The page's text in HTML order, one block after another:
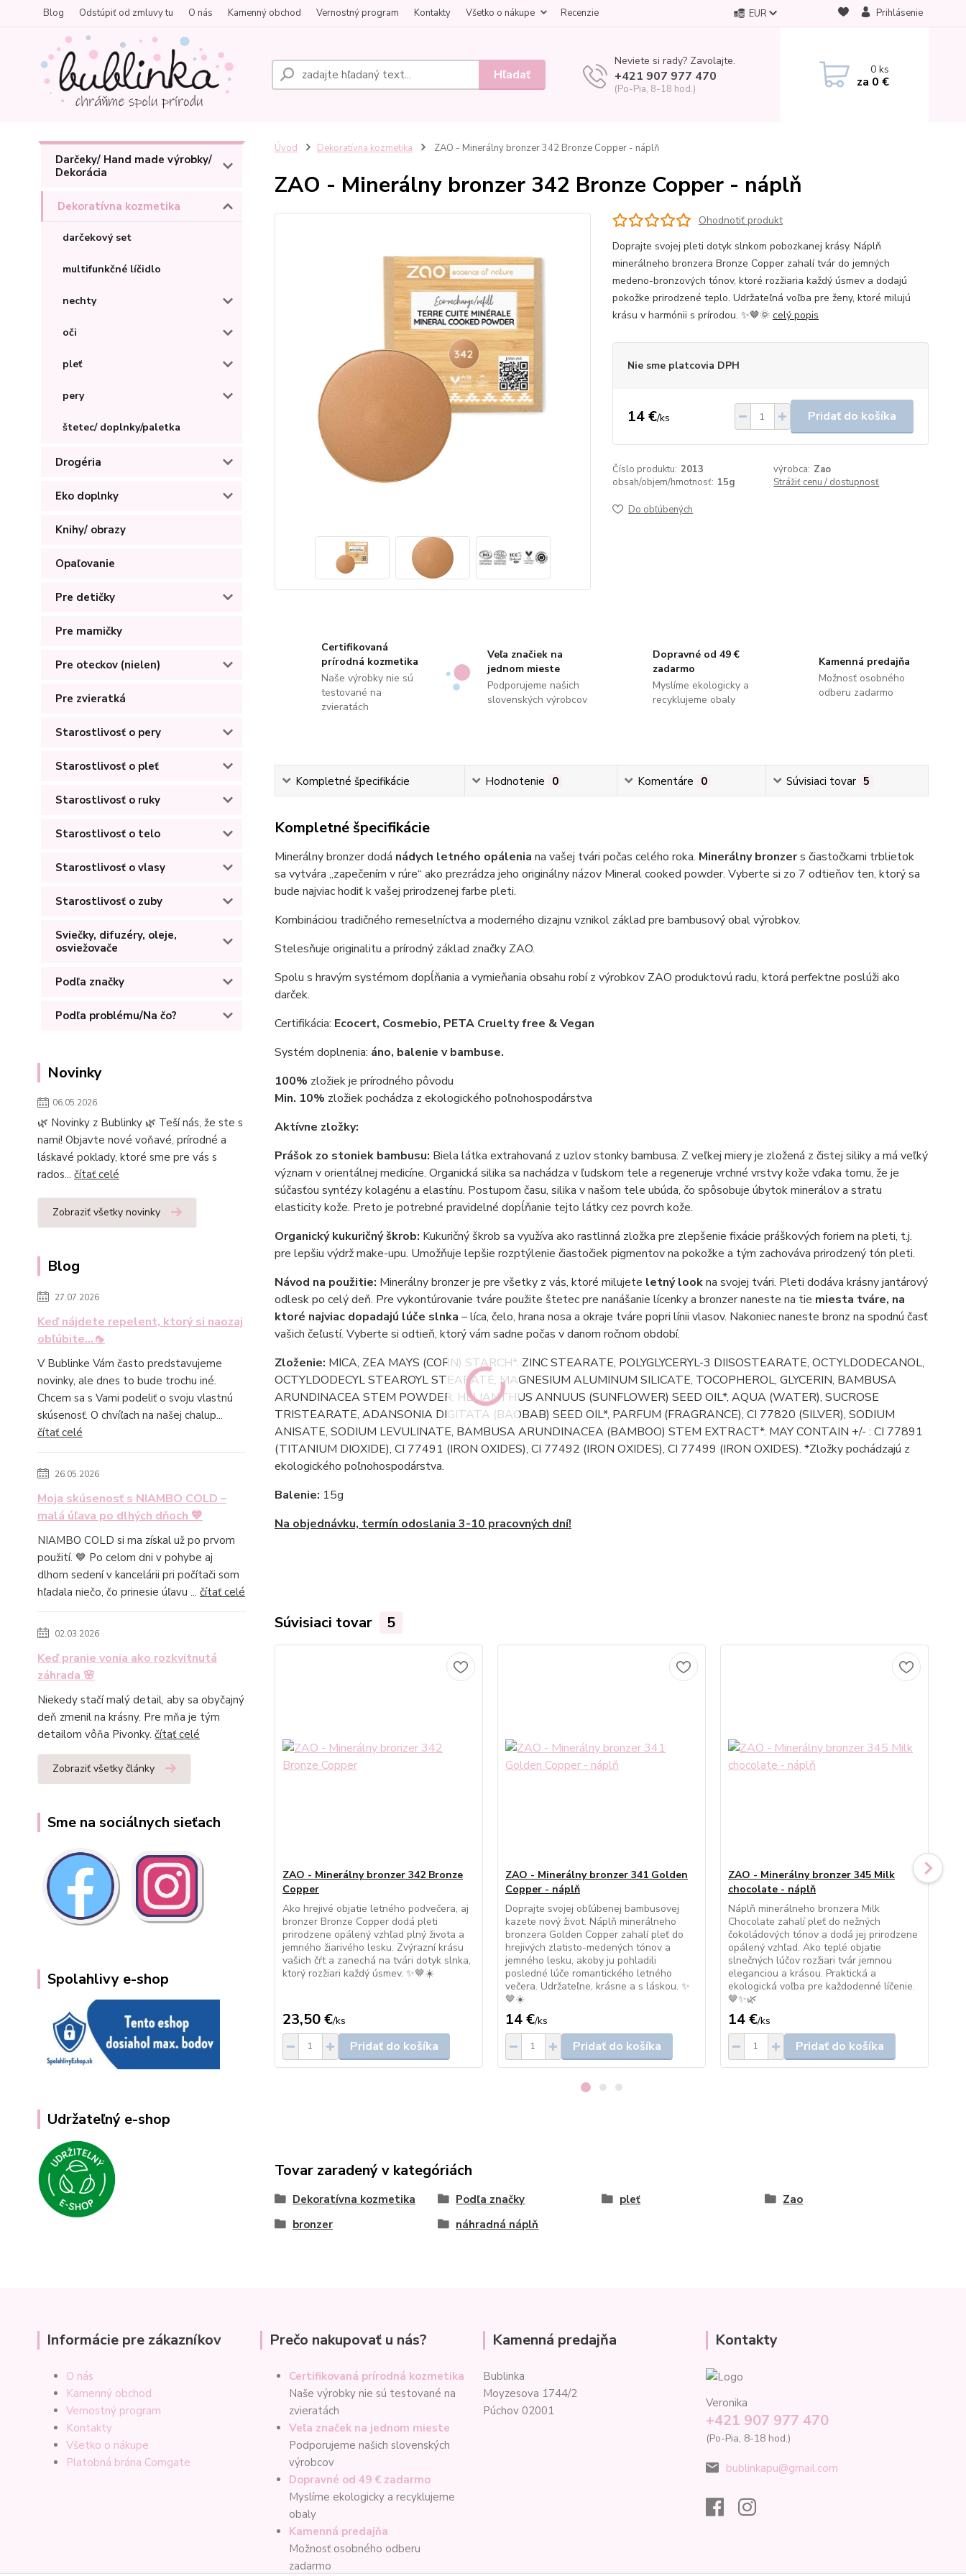
Blog Odstúpiť od zmluvy tu O nás Kamenný obchod Vernostný program Kontakty Všetko o nákupe Recenzie EUR Prihlásenie
Hľadať
Neviete si rady? Zavolajte.
+421 907 977 470
(Po-Pia, 8-18 hod.)
0ks
za 0 €
Darčeky/ Hand made výrobky/
Dekorácia
Dekoratívna kozmetika
darčekový set
multifunkčné líčidlo
nechty
oči
pleť
pery
štetec/ doplnky/paletka
Drogéria
Eko doplnky
Knihy/ obrazy
Opaľovanie
Pre detičky
Pre mamičky
Pre oteckov (nielen)
Pre zvieratká
Starostlivosť o pery
Starostlivosť o pleť
Starostlivosť o ruky
Starostlivosť o telo
Starostlivosť o vlasy
Starostlivosť o zuby
Sviečky, difuzéry, oleje,
osviežovače
Podľa značky
Podľa problému/Na čo?
Novinky
06.05.2026
🌿 Novinky z Bublinky 🌿 Teší nás, že ste s
nami! Objavte nové voňavé, prírodné a
láskavé poklady, ktoré sme pre vás s
rados... čítať celé
Zobraziť všetky novinky
Blog
27.07.2026
Keď nájdete repelent, ktorý si naozaj
obľúbite...🦟
V Bublinke Vám často predstavujeme
novinky, ale dnes to bude trochu iné.
Chcem sa s Vami podeliť o svoju vlastnú
skúsenosť. O chvíľach na našej chalup...
čítať celé
26.05.2026
Moja skúsenosť s NIAMBO COLD –
malá úľava po dlhých dňoch 💙
NIAMBO COLD si ma získal už po prvom
použití. 💙 Po celom dni v pohybe aj
dlhom sedení v kancelárii pri počítači som
hľadala niečo, čo prinesie úľavu ... čítať celé
02.03.2026
Keď pranie vonia ako rozkvitnutá
záhrada 🌸
Niekedy stačí malý detail, aby sa obyčajný
deň zmenil na krásny. Pre mňa je tým
detailom vôňa Pivonky. čítať celé
Zobraziť všetky články
Sme na sociálnych sieťach
Spolahlivy e-shop
Udržateľný e-shop
Úvod Dekoratívna kozmetika ZAO - Minerálny bronzer 342 Bronze Copper - náplň
ZAO - Minerálny bronzer 342 Bronze Copper - náplň
Ohodnotiť produkt
Doprajte svojej pleti dotyk slnkom pobozkanej krásy. Náplň
minerálneho bronzera Bronze Copper zahalí tvár do jemných
medeno-bronzových tónov, ktoré rozžiaria každý úsmev a dodajú
pokožke prirodzené teplo. Udržateľná voľba pre ženy, ktoré milujú
krásu v harmónii s prírodou. ✨🤎🌞 celý popis
Nie sme platcovia DPH
14 €/ks Pridať do košíka
Číslo produktu: 2013 výrobca: Zao
obsah/objem/hmotnosť: 15g Strážiť cenu / dostupnosť
Do obľúbených
Certifikovaná
prírodná kozmetika
Naše výrobky nie sú
testované na
zvieratách
Veľa značiek na
jednom mieste
Podporujeme našich
slovenských výrobcov
Dopravné od 49 €
zadarmo
Myslíme ekologicky a
recyklujeme obaly
Kamenná predajňa
Možnosť osobného
odberu zadarmo
Kompletné špecifikácie Hodnotenie 0 Komentáre 0 Súvisiaci tovar 5
Kompletné špecifikácie
Minerálny bronzer dodá nádych letného opálenia na vašej tvári počas celého roka. Minerálny bronzers čiastočkami trblietok
sa vytvára „zapečením v rúre“ ako prezrádza jeho originálny názov Mineral cooked powder. Vyberte si zo 7 odtieňov ten, ktorý sa
bude najviac hodiť k vašej prirodzenej farbe pleti.
Kombináciou tradičného remeselníctva a moderného dizajnu vznikol základ pre bambusový obal výrobkov.
Stelesňuje originalitu a prírodný základ značky ZAO.
Spolu s hravým systémom dopĺňania a vymieňania obsahu robí z výrobkov ZAO produktovú radu, ktorá perfektne poslúži ako
darček.
Certifikácia: Ecocert, Cosmebio, PETA Cruelty free & Vegan
Systém doplnenia: áno, balenie v bambuse.
100% zložiek je prírodného pôvodu
Min. 10% zložiek pochádza z ekologického poľnohospodárstva
Aktívne zložky:
Prášok zo stoniek bambusu: Biela látka extrahovaná z uzlov stonky bambusa. Z veľkej miery je zložená z čistej siliky a má veľký
význam v orientálnej medicíne. Organická silika sa nachádza v ľudskom tele a regeneruje vrchné vrstvy kože vďaka tomu, že je
súčasťou syntézy kolagénu a elastínu. Postupom času, silika v našom tele ubúda, čo spôsobuje úbytok minerálov a stratu
elasticity kože. Preto je potrebné pravidelné dopĺňanie tejto látky cez povrch kože.
Organický kukuričný škrob: Kukuričný škrob sa využíva ako rastlinná zložka pre zlepšenie fixácie práškových foriem na pleti, t.j.
pre lepšiu výdrž make-upu. Umožňuje lepšie rozptýlenie čiastočiek pigmentov na pokožke a tým zachováva prirodzený tón pleti.
Návod na použitie: Minerálny bronzer je pre všetky z vás, ktoré milujete letný lookna svojej tvári. Pleti dodáva krásny jantárový
odlesk po celý deň. Pre vykontúrovanie tváre použite štetec pre nanášanie lícenky a bronzer naneste na tie miesta tváre, na
ktoré najviac dopadajú lúče slnka – líca, čelo, hrana nosa a okraje tváre popri línii vlasov. Nakoniec naneste bronz na spodnú časť
vašich čeľustí. Vyberte si odtieň, ktorý vám sadne počas v danom ročnom období.
Zloženie: MICA, ZEA MAYS (CORN) STARCH*, ZINC STEARATE, POLYGLYCERYL-3 DIISOSTEARATE, OCTYLDODECANOL,
OCTYLDODECYL STEAROYL STEARATE, MAGNESIUM ALUMINUM SILICATE, TOCOPHEROL, GLYCERIN, BAMBUSA
ARUNDINACEA STEM POWDER, HELIANTHUS ANNUUS (SUNFLOWER) SEED OIL*, AQUA (WATER), SUCROSE
TRISTEARATE, ADANSONIA DIGITATA (BAOBAB) SEED OIL*, PARFUM (FRAGRANCE), CI 77820 (SILVER), SODIUM
ANISATE, SODIUM LEVULINATE, BAMBUSA ARUNDINACEA (BAMBOO) STEM EXTRACT*. MAY CONTAIN +/- : CI 77891
(TITANIUM DIOXIDE), CI 77491 (IRON OXIDES), CI 77492 (IRON OXIDES), CI 77499 (IRON OXIDES). *Zložky pochádzajú z
ekologického poľnohospodárstva.
Balenie: 15g
Na objednávku, termín odoslania 3-10 pracovných dní!
Súvisiaci tovar 5
ZAO - Minerálny bronzer 342 Bronze
Copper
Ako hrejivé objatie letného podvečera, aj
bronzer Bronze Copper dodá pleti
prirodzene opálený vzhľad plný života a
jemného žiarivého lesku. Zvýrazní krásu
vašich čŕt a zanechá na tvári dotyk slnka,
ktorý rozžiari každý úsmev. ✨🤎☀️
23,50 €/ks
Pridať do košíka
ZAO - Minerálny bronzer 341 Golden
Copper - náplň
Doprajte svojej obľúbenej bambusovej
kazete nový život. Náplň minerálneho
bronzera Golden Copper zahalí pleť do
hrejivých zlatisto-medených tónov a
jemného lesku, akoby ju pohladili
posledné lúče romantického letného
večera. Udržateľne, krásne a s láskou. ✨
🤎☀️
14 €/ks
Pridať do košíka
ZAO - Minerálny bronzer 345 Milk
chocolate - náplň
Náplň minerálneho bronzera Milk
Chocolate zahalí pleť do nežných
čokoládových tónov a dodá jej prirodzene
opálený vzhľad. Ako teplé objatie
slnečných lúčov rozžiari tvár jemnou
eleganciou a krásou. Praktická a
ekologická voľba pre každodenné líčenie.
🤎✨🌿
14 €/ks
Pridať do košíka
Tovar zaradený v kategóriách
Dekoratívna kozmetika Podľa značky pleť
Zao
bronzer
náhradná náplň
Informácie pre zákazníkov
O nás
Kamenný obchod
Vernostný program
Kontakty
Všetko o nákupe
Platobná brána Comgate
Prečo nakupovať u nás?
Certifikovaná prírodná kozmetika
Naše výrobky nie sú testované na
zvieratách
Veľa značek na jednom mieste
Podporujeme našich slovenských
výrobcov
Dopravné od 49 € zadarmo
Myslíme ekologicky a recyklujeme
obaly
Kamenná predajňa
Možnosť osobného odberu
zadarmo
Kamenná predajňa
Bublinka
Moyzesova 1744/2
Púchov 02001
Kontakty
Veronika
+421 907 977 470
(Po-Pia, 8-18 hod.)
bublinkapu@gmail.com